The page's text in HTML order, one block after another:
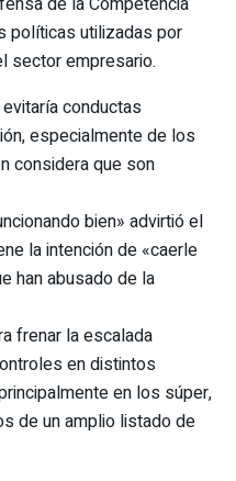
políticas utilizadas por
sector empresario.
conductas
especialmente de los
considera que son
bien» advirtió el
la intención de «caerle
han abusado de la
frenar la escalada
en distintos
en los súper,
de un amplio listado de